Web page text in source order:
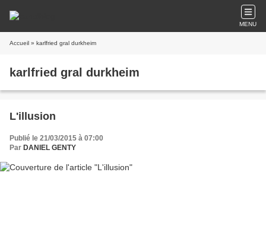
MENU
Accueil » karlfried gral durkheim
karlfried gral durkheim
L'illusion
Publié le 21/03/2015 à 07:00
Par DANIEL GENTY